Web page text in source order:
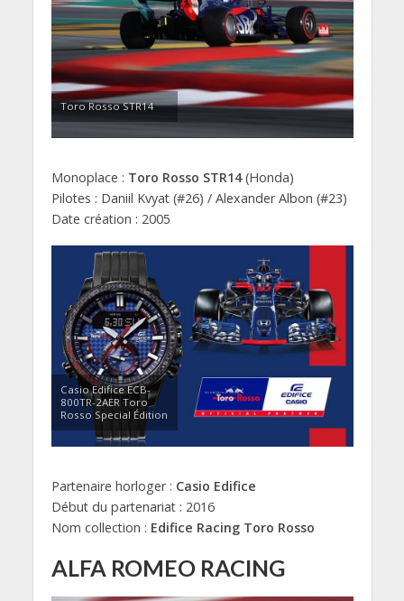
Toro Rosso STR14
Monoplace : Toro Rosso STR14(Honda)
Pilotes : Daniil Kvyat (#26) / Alexander Albon (#23)
Date création : 2005
Casio Edifice ECB-
800TR-2AER Toro
Rosso Special Édition
Partenaire horloger : Casio Edifice
Début du partenariat : 2016
Nom collection : Edifice Racing Toro Rosso
ALFA ROMEO RACING